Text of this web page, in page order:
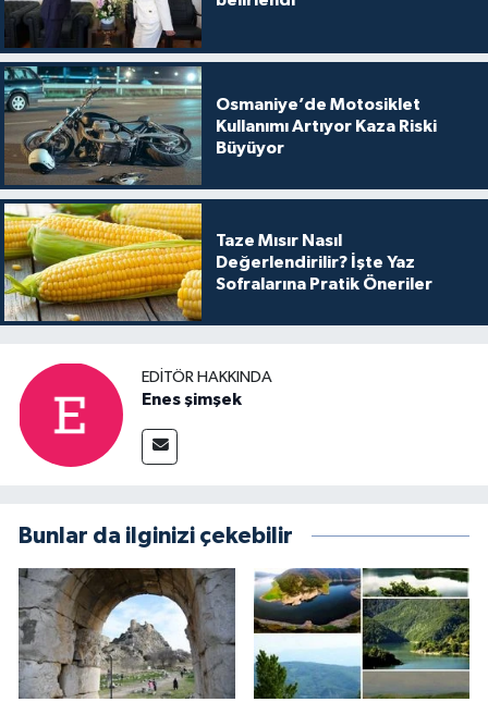
Osmaniye’de Motosiklet
Kullanımı Artıyor Kaza Riski
Büyüyor
Taze Mısır Nasıl
Değerlendirilir? İşte Yaz
Sofralarına Pratik Öneriler
EDITÖR HAKKINDA
Enes şimşek
Bunlar da ilginizi çekebilir